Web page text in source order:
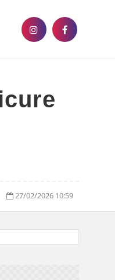
27/02/2026 10:59